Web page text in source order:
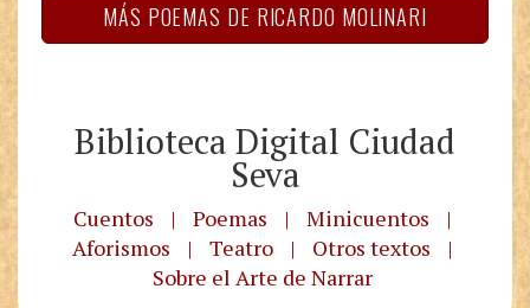
MÁS POEMAS DE RICARDO MOLINARI
Biblioteca Digital Ciudad
Seva
Cuentos | Poemas | Minicuentos
|
Aforismos
| Teatro | Otros textos
|
Sobre el Arte de Narrar